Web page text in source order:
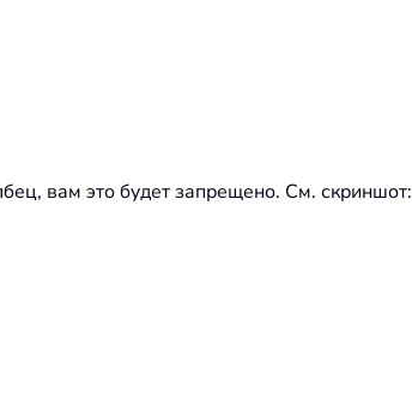
вам это будет запрещено. См. скриншот: